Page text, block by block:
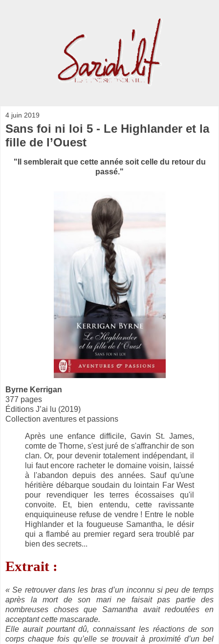
4 juin 2019
Sans foi ni loi 5 - Le Highlander et la
fille de l’Ouest
"Il semblerait que cette année soit celle du retour du
passé."
Byrne Kerrigan
377 pages
Éditions J’ai lu (2019)
Collection aventures et passions
Après une enfance difficile, Gavin St. James,
comte de Thorne, s'est juré de s'affranchir de son
clan. Or, pour devenir totalement indépendant, il
lui faut encore racheter le domaine voisin, laissé
à l'abandon depuis des années. Sauf qu'une
héritière débarque soudain du lointain Far West
pour revendiquer les terres écossaises qu'il
convoite. Et, bien entendu, cette ravissante
enquiquineuse refuse de vendre ! Entre le noble
Highlander et la fougueuse Samantha, le désir
qui a flambé au premier regard sera troublé par
bien des secrets...
Extrait :
« Se retrouver dans les bras d’un inconnu si peu de temps
après la mort de son mari ne faisait pas partie des
nombreuses choses que Samantha avait redoutées en
acceptant cette mascarade.
Elle aurait pourtant dû, connaissant les réactions de son
corps chaque fois qu’elle se trouvait à proximité d’un bel